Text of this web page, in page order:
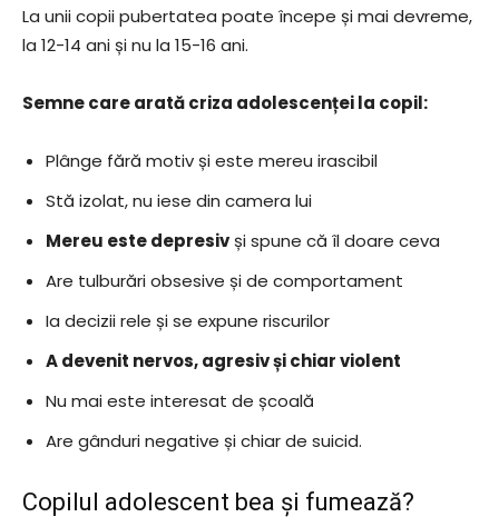
La unii copii pubertatea poate începe și mai devreme,
la 12-14 ani și nu la 15-16 ani.
Semne care arată criza adolescenței la copil:
Plânge fără motiv și este mereu irascibil
Stă izolat, nu iese din camera lui
Mereu este depresivși spune că îl doare ceva
Are tulburări obsesive și de comportament
Ia decizii rele și se expune riscurilor
A devenit nervos, agresiv și chiar violent
Nu mai este interesat de școală
Are gânduri negative și chiar de suicid.
Copilul adolescent bea și fumează?